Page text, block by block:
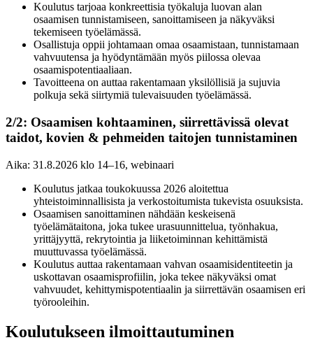
Koulutus tarjoaa konkreettisia työkaluja luovan alan
osaamisen tunnistamiseen, sanoittamiseen ja näkyväksi
tekemiseen työelämässä.
Osallistuja oppii johtamaan omaa osaamistaan, tunnistamaan
vahvuutensa ja hyödyntämään myös piilossa olevaa
osaamispotentiaaliaan.
Tavoitteena on auttaa rakentamaan yksilöllisiä ja sujuvia
polkuja sekä siirtymiä tulevaisuuden työelämässä.
2/2: Osaamisen kohtaaminen, siirrettävissä olevat
taidot, kovien & pehmeiden taitojen tunnistaminen
Aika: 31.8.2026 klo 14–16, webinaari
Koulutus jatkaa toukokuussa 2026 aloitettua
yhteistoiminnallisista ja verkostoitumista tukevista osuuksista.
Osaamisen sanoittaminen nähdään keskeisenä
työelämätaitona, joka tukee urasuunnittelua, työnhakua,
yrittäjyyttä, rekrytointia ja liiketoiminnan kehittämistä
muuttuvassa työelämässä.
Koulutus auttaa rakentamaan vahvan osaamisidentiteetin ja
uskottavan osaamisprofiilin, joka tekee näkyväksi omat
vahvuudet, kehittymispotentiaalin ja siirrettävän osaamisen eri
työrooleihin.
Koulutukseen ilmoittautuminen